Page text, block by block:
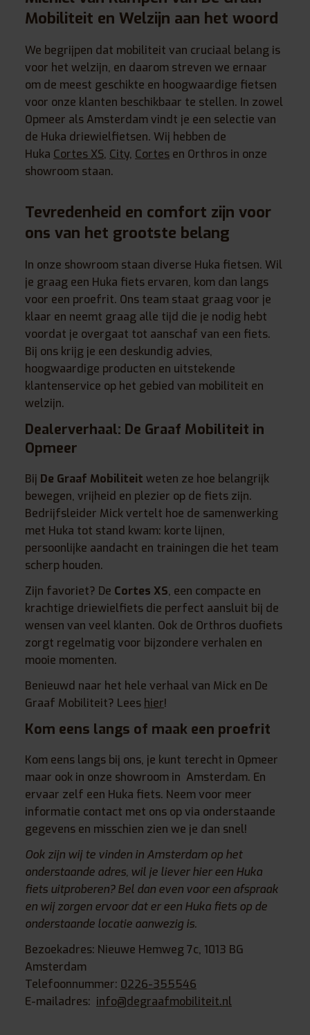
Mobiliteit en Welzijn aan het woord
We begrijpen dat mobiliteit van cruciaal belang is
voor het welzijn, en daarom streven we ernaar
om de meest geschikte en hoogwaardige fietsen
voor onze klanten beschikbaar te stellen. In zowel
Opmeer als Amsterdam vindt je een selectie van
de Huka driewielfietsen. Wij hebben de
Huka Cortes XS, City, Cortes en Orthros in onze
showroom staan.
Tevredenheid en comfort zijn voor
ons van het grootste belang
In onze showroom staan diverse Huka fietsen. Wil
je graag een Huka fiets ervaren, kom dan langs
voor een proefrit. Ons team staat graag voor je
klaar en neemt graag alle tijd die je nodig hebt
voordat je overgaat tot aanschaf van een fiets.
Bij ons krijg je een deskundig advies,
hoogwaardige producten en uitstekende
klantenservice op het gebied van mobiliteit en
welzijn.
Dealerverhaal: De Graaf Mobiliteit in
Opmeer
Bij De Graaf Mobiliteit weten ze hoe belangrijk
bewegen, vrijheid en plezier op de fiets zijn.
Bedrijfsleider Mick vertelt hoe de samenwerking
met Huka tot stand kwam: korte lijnen,
persoonlijke aandacht en trainingen die het team
scherp houden.
Zijn favoriet? De Cortes XS, een compacte en
krachtige driewielfiets die perfect aansluit bij de
wensen van veel klanten. Ook de Orthros duofiets
zorgt regelmatig voor bijzondere verhalen en
mooie momenten.
Benieuwd naar het hele verhaal van Mick en De
Graaf Mobiliteit? Lees hier!
Kom eens langs of maak een proefrit
Kom eens langs bij ons, je kunt terecht in Opmeer
maar ook in onze showroom in Amsterdam. En
ervaar zelf een Huka fiets. Neem voor meer
informatie contact met ons op via onderstaande
gegevens en misschien zien we je dan snel!
Ook zijn wij te vinden in Amsterdam op het
onderstaande adres, wil je liever hier een Huka
fiets uitproberen? Bel dan even voor een afspraak
en wij zorgen ervoor dat er een Huka fiets op de
onderstaande locatie aanwezig is.
Bezoekadres: Nieuwe Hemweg 7c, 1013 BG
Amsterdam
Telefoonnummer: 0226-355546
E-mailadres: info@degraafmobiliteit.nl